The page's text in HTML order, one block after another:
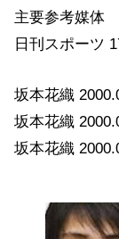
主要参考媒体
日刊スポーツ
坂本花織
坂本花織
坂本花織